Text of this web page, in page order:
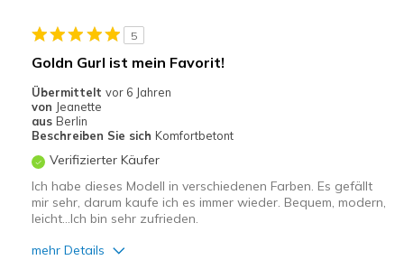
Meine Meinung zu
Schuhen
5
Goldn Gurl ist mein Favorit!
Übermittelt vor 6 Jahren
von Jeanette
aus Berlin
Beschreiben Sie sich Komfortbetont
Verifizierter Käufer
Ich habe dieses Modell in verschiedenen Farben. Es gefällt
mir sehr, darum kaufe ich es immer wieder. Bequem, modern,
leicht...Ich bin sehr zufrieden.
mehr Details